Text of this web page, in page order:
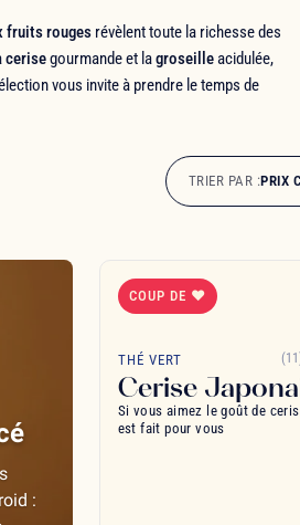
fruits rouges révèlent toute la richesse des
cerisegourmande et lagroseilleacidulée,
vous invite à prendre le temps de
TRIER PAR :PRIX
:
COUP DE ❤
THÉ VERT
Cerise
Si vous aimez le goût de
est fait pour vous